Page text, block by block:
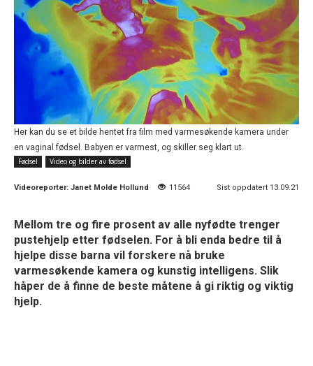
Her kan du se et bilde hentet fra film med varmesøkende kamera under
en vaginal fødsel. Babyen er varmest, og skiller seg klart ut.
Fødsel
Video og bilder av fødsel
Videoreporter: Janet Molde Hollund 11564 Sist oppdatert 13.09.21
Mellom tre og fire prosent av alle nyfødte trenger
pustehjelp etter fødselen. For å bli enda bedre til å
hjelpe disse barna vil forskere nå bruke
varmesøkende kamera og kunstig intelligens. Slik
håper de å finne de beste måtene å gi riktig og viktig
hjelp.